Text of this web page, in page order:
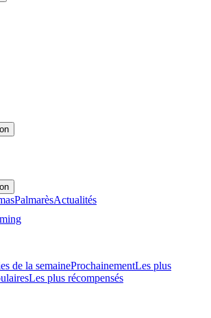
PalmarèsActualités
de la semaineProchainementLes plus
Les plus récompensés